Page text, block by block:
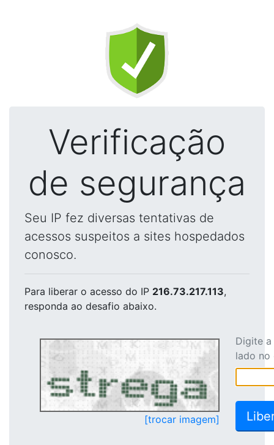
Verificação
de segurança
Seu IP fez diversas tentativas de
acessos suspeitos a sites hospedados
conosco.
Para liberar o acesso do IP 216.73.217.113,
responda ao desafio abaixo.
[trocar imagem]
Digite
lado no